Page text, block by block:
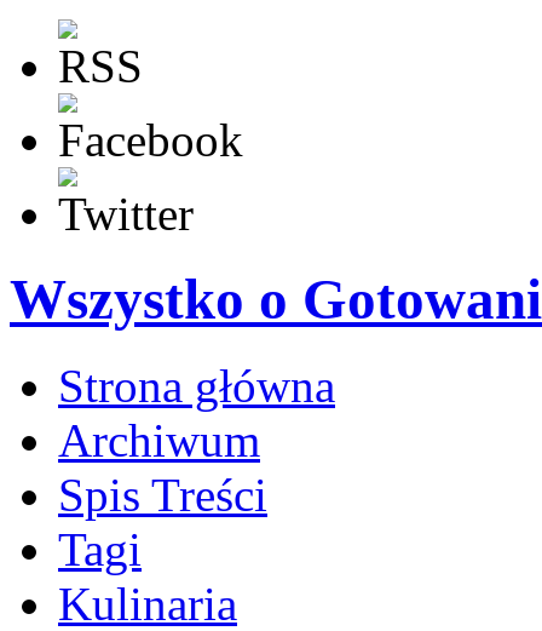
Wszystko o
Strona główna
Archiwum
Spis Treści
Tagi
Kulinaria